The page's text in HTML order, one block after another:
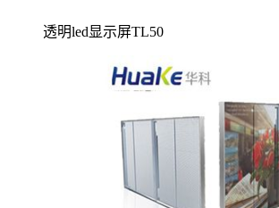
透明led显示屏TL50